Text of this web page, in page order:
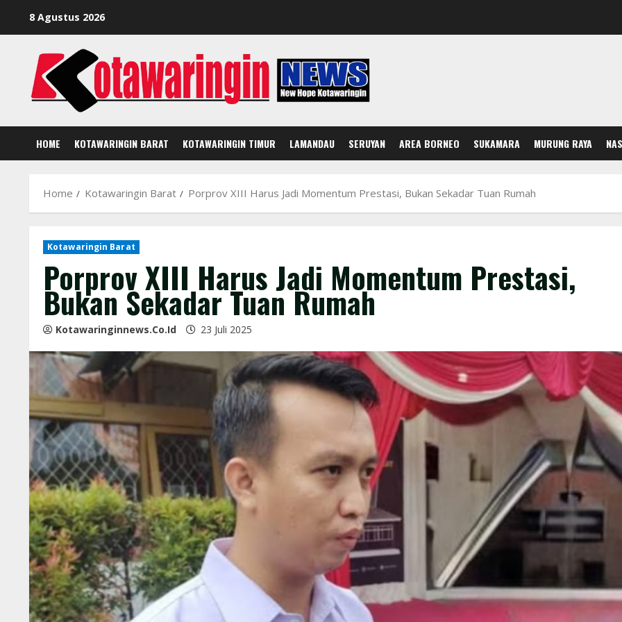
8 Agustus 2026
HOME KOTAWARINGIN BARAT KOTAWARINGIN TIMUR LAMANDAU SERUYAN AREA BORNEO SUKAMARA MURUNG RAYA
Home Kotawaringin Barat Porprov XIII Harus Jadi Momentum Prestasi, Bukan Sekadar Tuan Rumah
Kotawaringin Barat
Porprov XIII Harus Jadi Momentum Prestasi,
Bukan Sekadar Tuan Rumah
Kotawaringinnews.co.id 23 Juli 2025